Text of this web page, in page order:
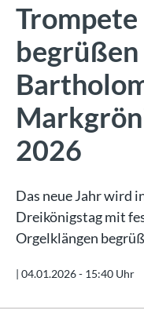
2026
Das neue Jahr wird
Dreikönigstag mit
Orgelklängen
| 04.01.2026 - 15:40 Uhr